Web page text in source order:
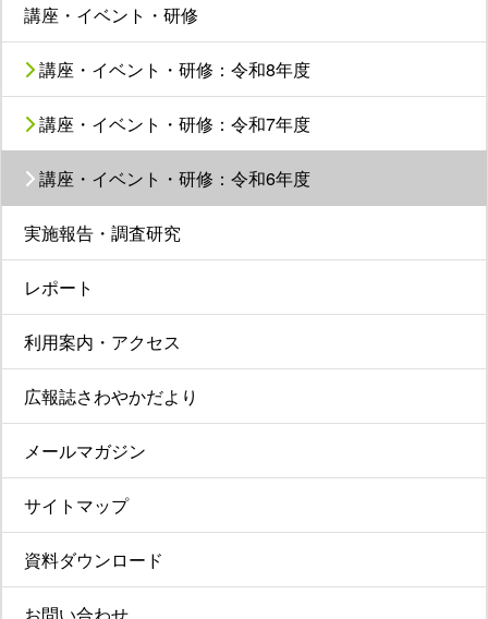
講座・イベント・研修
講座・イベント・研修：令和8年度
講座・イベント・研修：令和7年度
講座・イベント・研修：令和6年度
実施報告・調査研究
レポート
利用案内・アクセス
広報誌さわやかだより
メールマガジン
サイトマップ
資料ダウンロード
お問い合わせ